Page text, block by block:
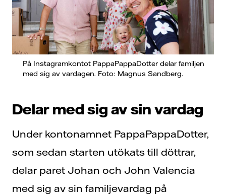
På Instagramkontot PappaPappaDotter delar familjen
med sig av vardagen. Foto: Magnus Sandberg.
Delar med sig av sin vardag
Under kontonamnet PappaPappaDotter,
som sedan starten utökats till döttrar,
delar paret Johan och John Valencia
med sig av sin familjevardag på